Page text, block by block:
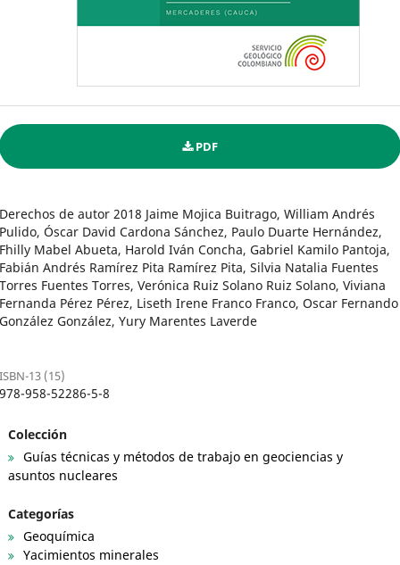
PDF
Derechos de autor 2018 Jaime Mojica Buitrago, William Andrés
Pulido, Óscar David Cardona Sánchez, Paulo Duarte Hernández,
Fhilly Mabel Abueta, Harold Iván Concha, Gabriel Kamilo Pantoja,
Fabián Andrés Ramírez Pita Ramírez Pita, Silvia Natalia Fuentes
Torres Fuentes Torres, Verónica Ruiz Solano Ruiz Solano, Viviana
Fernanda Pérez Pérez, Liseth Irene Franco Franco, Oscar Fernando
González González, Yury Marentes Laverde
ISBN-13 (15)
978-958-52286-5-8
Colección
Guías técnicas y métodos de trabajo en geociencias y
asuntos nucleares
Categorías
Geoquímica
Yacimientos minerales